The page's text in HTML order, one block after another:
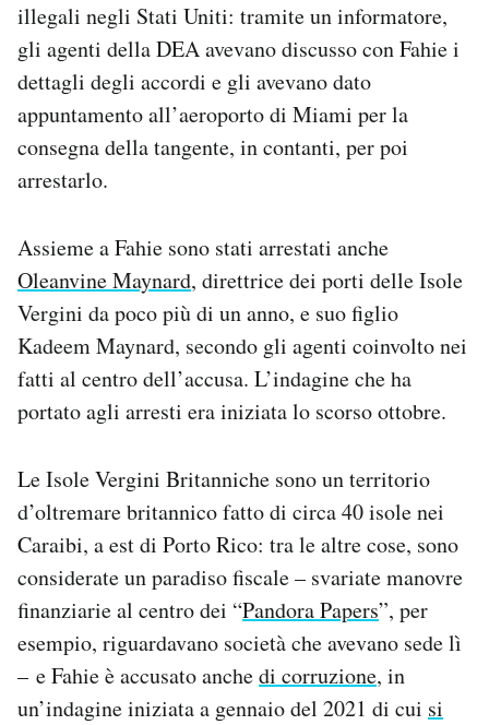
illegali negli Stati Uniti: tramite un informatore,
gli agenti della DEA avevano discusso con Fahie i
dettagli degli accordi e gli avevano dato
appuntamento all’aeroporto di Miami per la
consegna della tangente, in contanti, per poi
arrestarlo.
Assieme a Fahie sono stati arrestati anche
Oleanvine Maynard, direttrice dei porti delle Isole
Vergini da poco più di un anno, e suo figlio
Kadeem Maynard, secondo gli agenti coinvolto nei
fatti al centro dell’accusa. L’indagine che ha
portato agli arresti era iniziata lo scorso ottobre.
Le Isole Vergini Britanniche sono un territorio
d’oltremare britannico fatto di circa 40 isole nei
Caraibi, a est di Porto Rico: tra le altre cose, sono
considerate un paradiso fiscale – svariate manovre
finanziarie al centro dei “Pandora Papers”, per
esempio, riguardavano società che avevano sede lì
– e Fahie è accusato anchedi corruzione, in
un’indagine iniziata a gennaio del 2021 di cui si